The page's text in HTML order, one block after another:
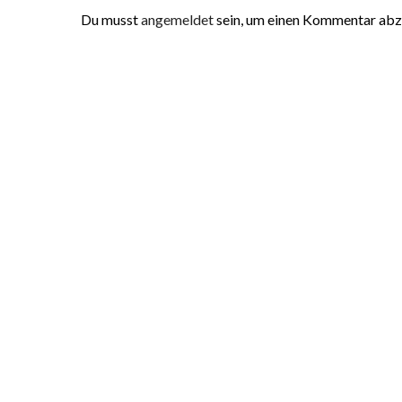
Du musstangemeldetsein, um einen Kommentar